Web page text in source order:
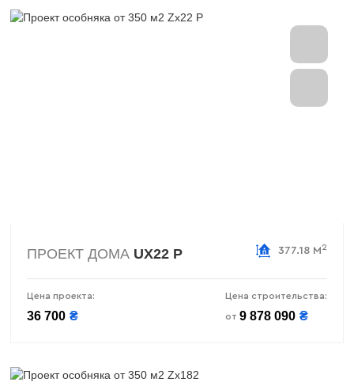
ПРОЕКТ ДОМА UX22 P 377.18 М 2
Цена проекта:
36 700 ₴
Цена строительства:
от 9 878 090 ₴